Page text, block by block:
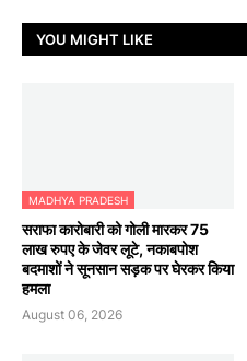
YOU MIGHT LIKE
MADHYA PRADESH
सराफा कारोबारी को गोली मारकर 75
लाख रुपए के जेवर लूटे, नकाबपोश
बदमाशों ने सूनसान सड़क पर घेरकर किया
हमला
August 06, 2026